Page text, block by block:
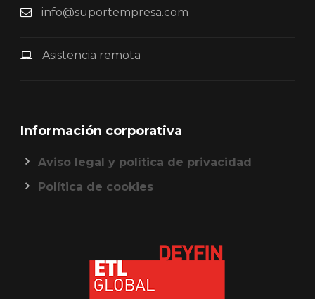
info@suportempresa.com
Asistencia remota
Información corporativa
Aviso legal y política de privacidad
Política de cookies